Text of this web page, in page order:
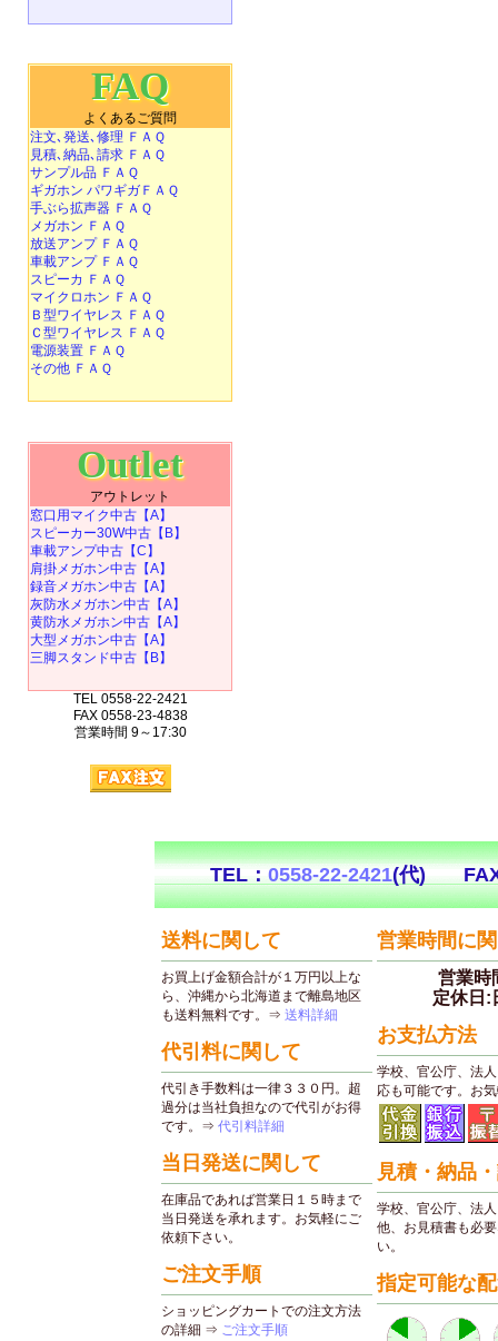
FAQ
よくあるご質問
注文､発送､修理 ＦＡＱ
見積､納品､請求 ＦＡＱ
サンプル品 ＦＡＱ
ギガホン パワギガＦＡＱ
手ぶら拡声器 ＦＡＱ
メガホン ＦＡＱ
放送アンプ ＦＡＱ
車載アンプ ＦＡＱ
スピーカ ＦＡＱ
マイクロホン ＦＡＱ
Ｂ型ワイヤレス ＦＡＱ
Ｃ型ワイヤレス ＦＡＱ
電源装置 ＦＡＱ
その他 ＦＡＱ
Outlet
アウトレット
窓口用マイク中古【A】
スピーカー30W中古【B】
車載アンプ中古【C】
肩掛メガホン中古【A】
録音メガホン中古【A】
灰防水メガホン中古【A】
黄防水メガホン中古【A】
大型メガホン中古【A】
三脚スタンド中古【B】
TEL 0558-22-2421
FAX 0558-23-4838
営業時間 9～17:30